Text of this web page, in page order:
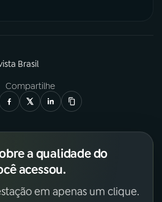
Brasil
Compartilhe
a qualidade do
acessou.
em apenas um clique.